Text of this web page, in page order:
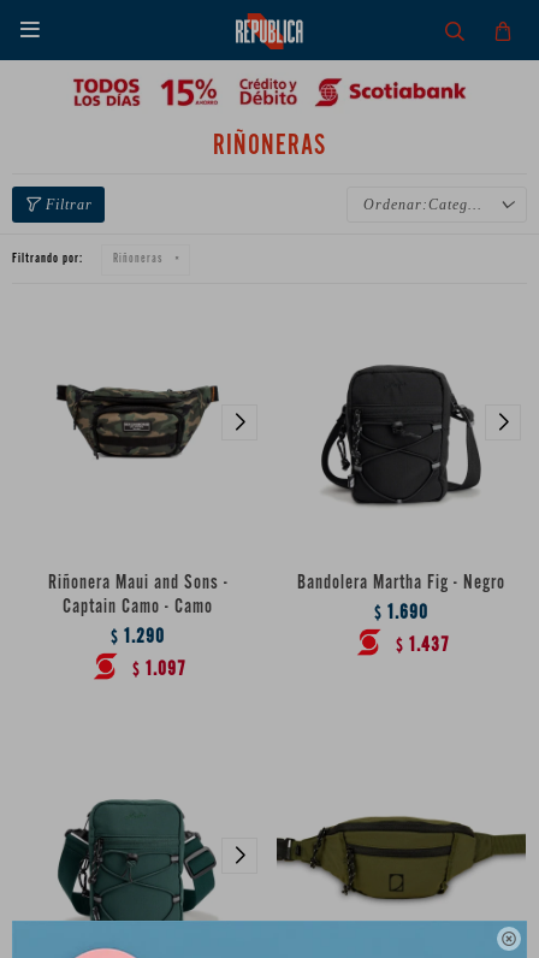


RIÑONERAS
Categoría
Filtrando por: Riñoneras
Riñonera Maui and Sons -
Captain Camo - Camo
$ 1.290
$ 1.097
Bandolera Martha Fig - Negro
$ 1.690
$ 1.437